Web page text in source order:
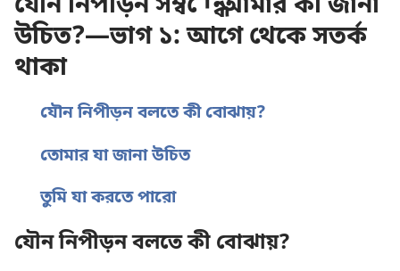
উচিত?—ভাগ ১: আগে থেকে সতর্ক
থাকা
যৌন নিপীড়ন বলতে কী বোঝায়?
তোমার যা জানা উচিত
তুমি যা করতে পারো
যৌন নিপীড়ন বলতে কী বোঝায়?